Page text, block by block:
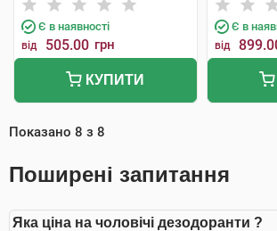
Є в наявності
від 505.00 грн
КУПИТИ
Є в
від
Показано 8 з 8
Поширені запитання
Яка ціна на чоловічі дезодоранти ?